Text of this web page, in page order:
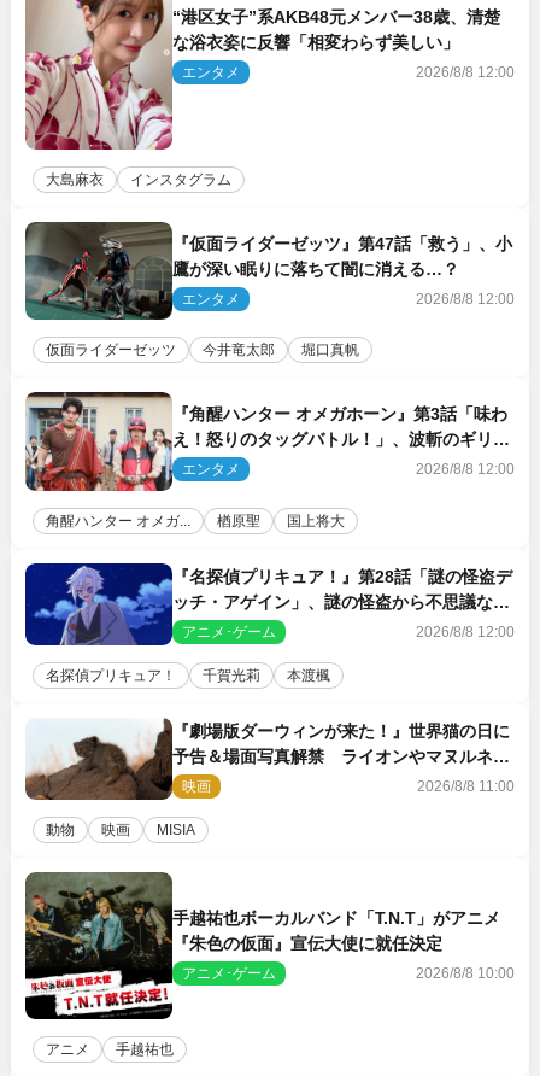
“港区女子”系AKB48元メンバー38歳、清楚
な浴衣姿に反響「相変わらず美しい」
エンタメ 2026/8/8 12:00
大島麻衣 インスタグラム
『仮面ライダーゼッツ』第47話「救う」、小
鷹が深い眠りに落ちて闇に消える…？
エンタメ 2026/8/8 12:00
仮面ライダーゼッツ 今井竜太郎 堀口真帆
『角醒ハンター オメガホーン』第3話「味わ
え！怒りのタッグバトル！」、波斬のギリコ
がハンターバトルを挑んできた！
エンタメ 2026/8/8 12:00
角醒ハンター オメガ... 楢原聖 国上将大
『名探偵プリキュア！』第28話「謎の怪盗デ
ッチ・アゲイン」、謎の怪盗から不思議な予
告状が届く
アニメ･ゲーム 2026/8/8 12:00
名探偵プリキュア！ 千賀光莉 本渡楓
『劇場版ダーウィンが来た！』世界猫の日に
予告＆場面写真解禁 ライオンやマヌルネコ
の赤ちゃんが大集合
映画 2026/8/8 11:00
動物 映画 MISIA
手越祐也ボーカルバンド「T.N.T」がアニメ
『朱色の仮面』宣伝大使に就任決定
アニメ･ゲーム 2026/8/8 10:00
アニメ 手越祐也